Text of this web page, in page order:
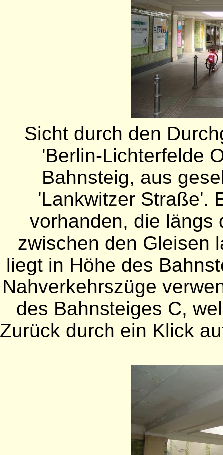
Sicht durch den
'Berlin-Lichterfelde
Bahnsteig, aus
'Lankwitzer Straße'.
vorhanden, die längs
zwischen den Gleisen
liegt in Höhe des
Nahverkehrszüge
des Bahnsteiges C,
Zurück durch ein Klick